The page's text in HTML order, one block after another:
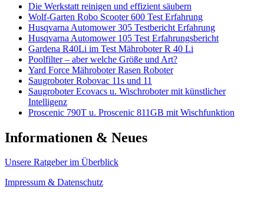
Die Werkstatt reinigen und effizient säubern
Wolf-Garten Robo Scooter 600 Test Erfahrung
Husqvarna Automower 305 Testbericht Erfahrung
Husqvarna Automower 105 Test Erfahrungsbericht
Gardena R40Li im Test Mähroboter R 40 Li
Poolfilter – aber welche Größe und Art?
Yard Force Mähroboter Rasen Roboter
Saugroboter Robovac 11s und 11
Saugroboter Ecovacs u. Wischroboter mit künstlicher
Intelligenz
Proscenic 790T u. Proscenic 811GB mit Wischfunktion
Informationen & Neues
Unsere Ratgeber im Überblick
Impressum & Datenschutz